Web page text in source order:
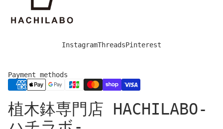
InstagramThreadsPinterest
Payment methods
植木鉢専門店 HACHILABO-
Privacy policy
Legal notice
Refund policy